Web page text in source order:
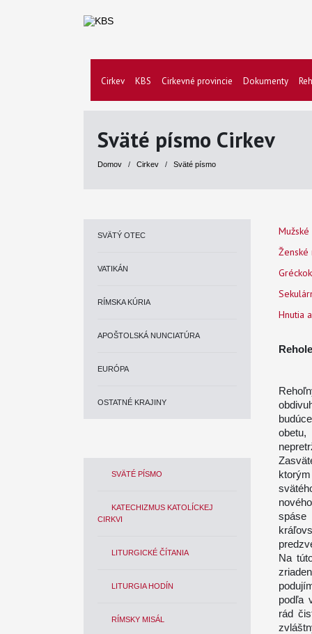
Cirkev KBS Cirkevné provincie Dokumenty
Sväté písmo Cirkev
Domov / Cirkev / Sväté písmo
SVÄTÝ OTEC
VATIKÁN
RÍMSKA KÚRIA
APOŠTOLSKÁ NUNCIATÚRA
EURÓPA
OSTATNÉ KRAJINY
SVÄTÉ PÍSMO
KATECHIZMUS KATOLÍCKEJ
CIRKVI
LITURGICKÉ ČÍTANIA
LITURGIA HODÍN
RÍMSKY MISÁL
Hnutia
Na
podľa
rád